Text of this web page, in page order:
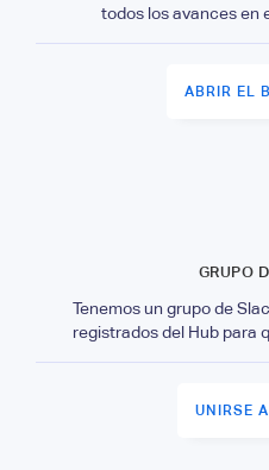
todos los avances en
ABRIR EL
GRUPO
Tenemos un grupo de
registrados del Hub para
UNIRSE